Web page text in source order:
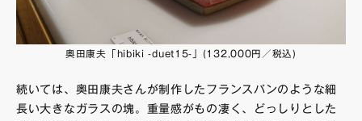
奥田康夫「hibiki -duet15-」(132,000円／税込)
続いては、奥田康夫さんが制作したフランスパンのような細
長い大きなガラスの塊。重量感がもの凄く、どっしりとした